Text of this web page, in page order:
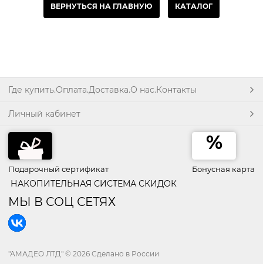
ВЕРНУТЬСЯ НА ГЛАВНУЮ КАТАЛОГ
Где купить.Оплата.Доставка.О нас.Контакты
Личный кабинет
Подарочный сертификат Бонусная карта
НАКОПИТЕЛЬНАЯ СИСТЕМА СКИДОК
МЫ В СОЦ СЕТЯХ
"АМАДЕО ЛТД" © 2026 Сделано в России